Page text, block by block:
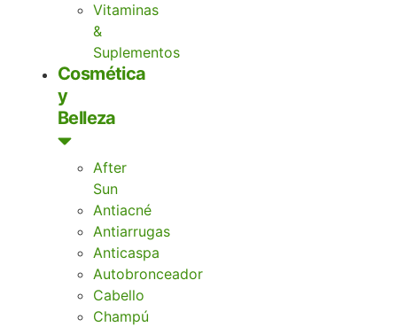
Vitaminas
&
Suplementos
Cosmética
y
Belleza
After
Sun
Antiacné
Antiarrugas
Anticaspa
Autobronceador
Cabello
Champú